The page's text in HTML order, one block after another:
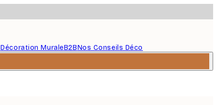
Décoration MuraleB2BNos Conseils Déco